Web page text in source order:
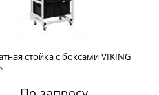
стойка с боксами VIKING